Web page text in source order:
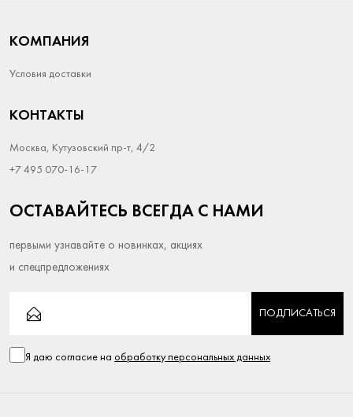
КОМПАНИЯ
Условия доставки
КОНТАКТЫ
Москва, Кутузовский пр-т, 4/2
+7 495 070-16-17
ОСТАВАЙТЕСЬ ВСЕГДА С НАМИ
первыми узнавайте о новинках, акциях
и спецпредложениях
ПОДПИСАТЬСЯ
Я даю согласие на обработку персональных данных